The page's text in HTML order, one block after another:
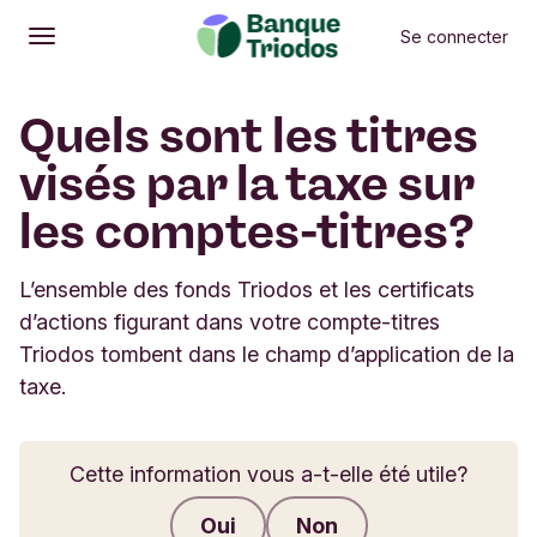
Ouvrir
Menu principal Se connecter
Quels sont les titres
visés par la taxe sur
les comptes-titres?
L’ensemble des fonds Triodos et les certificats
d’actions figurant dans votre compte-titres
Triodos tombent dans le champ d’application de la
taxe.
Cette information vous a-t-elle été utile?
Oui Non